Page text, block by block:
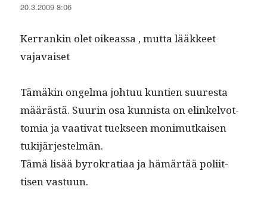
20.3.2009 8:06
Ker­rankin olet oike­as­sa , mut­ta lääk­keet
vajavaiset
Tämäkin ongel­ma johtuu kun­tien suures­ta
määrästä. Suurin osa kun­nista on elinkelvot­
to­mia ja vaa­ti­vat tuek­seen mon­imutkaisen
tukijärjestelmän.
Tämä lisää byrokra­ti­aa ja hämärtää poli­it­
tisen vastuun.